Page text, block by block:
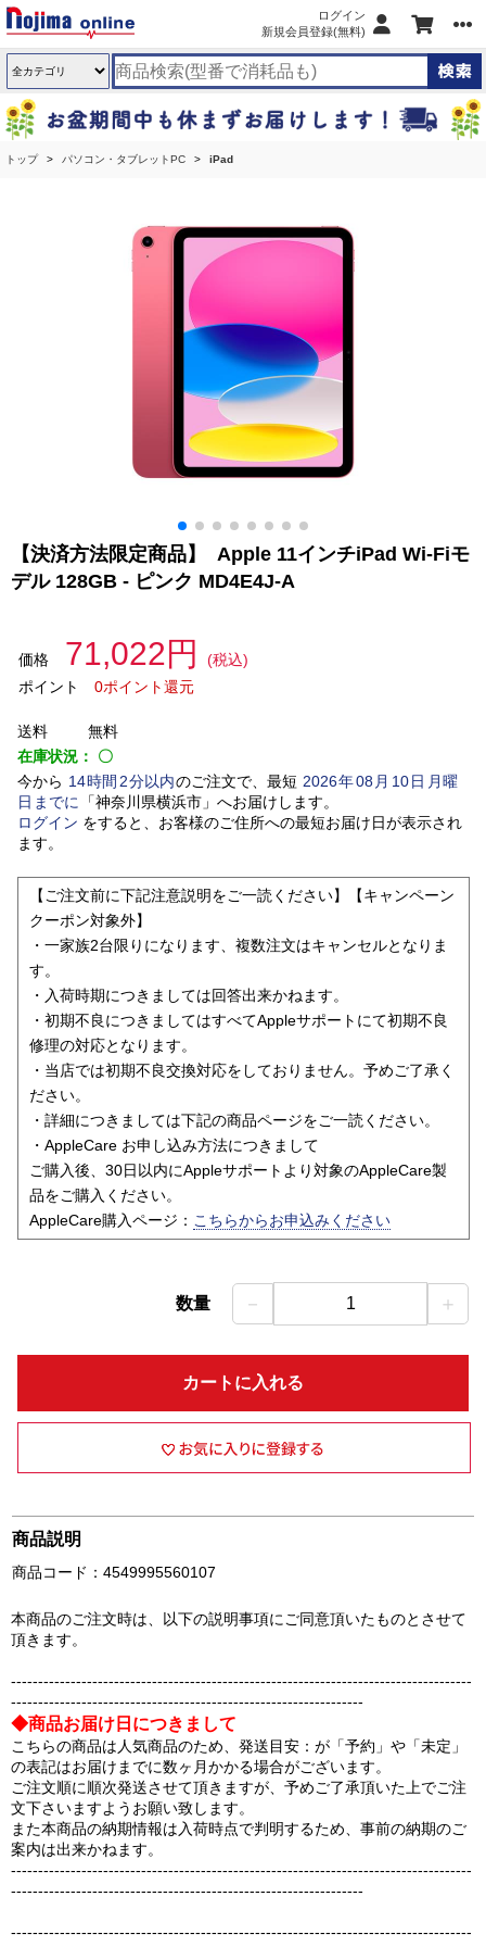
ログイン
新規会員登録(無料)
トップ パソコン・タブレットPC iPad
【決済方法限定商品】 Apple 11インチiPad Wi-Fiモ
デル 128GB - ピンク MD4E4J-A
価格 71,022円
(税込)
ポイント
0ポイント還元
送料
無料
在庫状況： 〇
今から 14時間 2分以内のご注文で、最短 2026年08 月 10日月曜
日 までに 「神奈川県横浜市」 へお届けします。
ログイン をすると、お客様のご住所への最短お届け日が表示され
ます。
【ご注文前に下記注意説明をご一読ください】【キャンペーン
クーポン対象外】
・一家族2台限りになります、複数注文はキャンセルとなりま
す。
・入荷時期につきましては回答出来かねます。
・初期不良につきましてはすべてAppleサポートにて初期不良
修理の対応となります。
・当店では初期不良交換対応をしておりません。予めご了承く
ださい。
・詳細につきましては下記の商品ページをご一読ください。
・AppleCare お申し込み方法につきまして
ご購入後、30日以内にAppleサポートより対象のAppleCare製
品をご購入ください。
AppleCare購入ページ： こちらからお申込みください
数量 － 1 ＋
カートに入れる
商品説明
商品コード：4549995560107
本商品のご注文時は、以下の説明事項にご同意頂いたものとさせて
頂きます。
-------------------------------------------------------------------------------------
-----------------------------------------------------------------
◆商品お届け日につきまして
こちらの商品は人気商品のため、発送目安：が「予約」や「未定」
の表記はお届けまでに数ヶ月かかる場合がございます。
ご注文順に順次発送させて頂きますが、予めご了承頂いた上でご注
文下さいますようお願い致します。
また本商品の納期情報は入荷時点で判明するため、事前の納期のご
案内は出来かねます。
-------------------------------------------------------------------------------------
-----------------------------------------------------------------
-------------------------------------------------------------------------------------